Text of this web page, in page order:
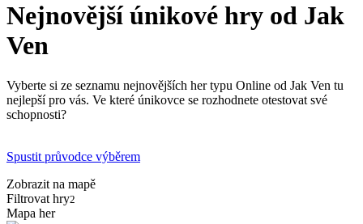
Nejnovější únikové hry od Jak
Ven
Vyberte si ze seznamu nejnovějších her typu Online od Jak Ven tu
nejlepší pro vás. Ve které únikovce se rozhodnete otestovat své
schopnosti?
Spustit průvodce výběrem
Zobrazit na mapě
Filtrovat hry2
Mapa her